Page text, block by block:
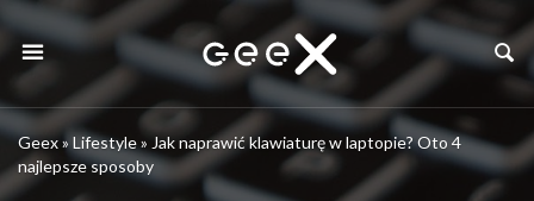
Geex» Lifestyle» Jak naprawić klawiaturę w laptopie? Oto 4
najlepsze sposoby